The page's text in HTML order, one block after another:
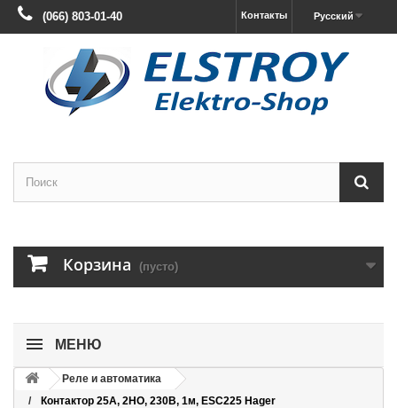
Русский
Контакты
(066) 803-01-40
Корзина (пусто)
МЕНЮ
Реле и автоматика
Контактор 25A, 2НО, 230В, 1м, ESC225 Hager